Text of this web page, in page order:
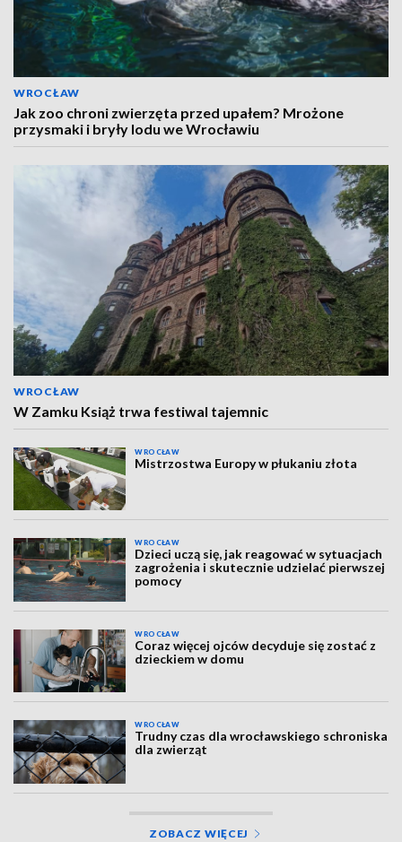
WROCŁAW
Jak zoo chroni zwierzęta przed upałem? Mrożone
przysmaki i bryły lodu we Wrocławiu
WROCŁAW
W Zamku Książ trwa festiwal tajemnic
WROCŁAW
Mistrzostwa Europy w płukaniu złota
WROCŁAW
Dzieci uczą się, jak reagować w sytuacjach
zagrożenia i skutecznie udzielać pierwszej
pomocy
WROCŁAW
Coraz więcej ojców decyduje się zostać z
dzieckiem w domu
WROCŁAW
Trudny czas dla wrocławskiego schroniska
dla zwierząt
ZOBACZ WIĘCEJ